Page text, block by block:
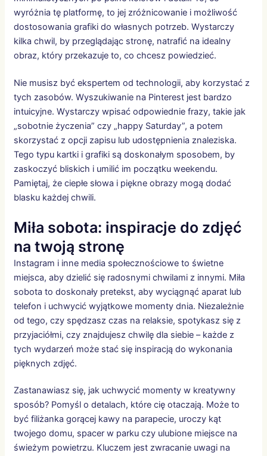
wyróżnia tę platformę, to jej zróżnicowanie i możliwość
dostosowania grafiki do własnych potrzeb. Wystarczy
kilka chwil, by przeglądając stronę, natrafić na idealny
obraz, który przekazuje to, co chcesz powiedzieć.
Nie musisz być ekspertem od technologii, aby korzystać z
tych zasobów. Wyszukiwanie na Pinterest jest bardzo
intuicyjne. Wystarczy wpisać odpowiednie frazy, takie jak
„sobotnie życzenia” czy „happy Saturday”, a potem
skorzystać z opcji zapisu lub udostępnienia znaleziska.
Tego typu kartki i grafiki są doskonałym sposobem, by
zaskoczyć bliskich i umilić im początku weekendu.
Pamiętaj, że ciepłe słowa i piękne obrazy mogą dodać
blasku każdej chwili.
Miła sobota: inspiracje do zdjęć
na twoją stronę
Instagram i inne media społecznościowe to świetne
miejsca, aby dzielić się radosnymi chwilami z innymi. Miła
sobota to doskonały pretekst, aby wyciągnąć aparat lub
telefon i uchwycić wyjątkowe momenty dnia. Niezależnie
od tego, czy spędzasz czas na relaksie, spotykasz się z
przyjaciółmi, czy znajdujesz chwilę dla siebie – każde z
tych wydarzeń może stać się inspiracją do wykonania
pięknych zdjęć.
Zastanawiasz się, jak uchwycić momenty w kreatywny
sposób? Pomyśl o detalach, które cię otaczają. Może to
być filiżanka gorącej kawy na parapecie, uroczy kąt
twojego domu, spacer w parku czy ulubione miejsce na
świeżym powietrzu. Kluczem jest zwracanie uwagi na